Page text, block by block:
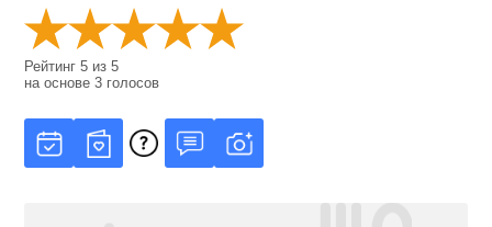
Рейтинг5 из5
на основе3 голосов